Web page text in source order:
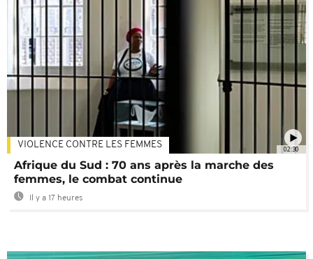
02:30
VIOLENCE CONTRE LES FEMMES
Afrique du Sud : 70 ans après la marche des
femmes, le combat continue
Il y a 17 heures